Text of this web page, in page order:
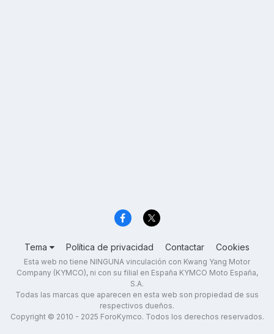
Tema Política de privacidad Contactar Cookies
Esta web no tiene NINGUNA vinculación con Kwang Yang Motor
Company (KYMCO), ni con su filial en España KYMCO Moto España,
S.A.
Todas las marcas que aparecen en esta web son propiedad de sus
respectivos dueños.
Copyright © 2010 - 2025 ForoKymco. Todos los derechos reservados.